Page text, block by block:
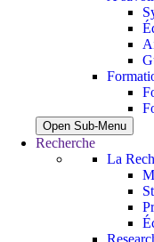
Open Sub-Menu
Recherche
La